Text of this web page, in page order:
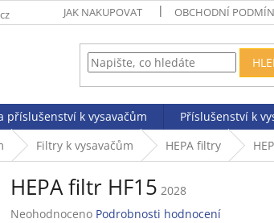
JAK NAKUPOVAT OBCHODNÍ
příslušenství k vysavačům Příslušenství k
Filtry k vysavačům HEPA filtry
HEPA filtr HF15 2028
Průměrné
Neohodnoceno Podrobnosti hodnocení